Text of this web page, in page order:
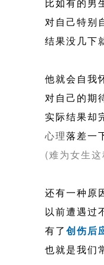
比如有的男
对自己特别
结果没几下
他就会自我怀
对自己的期
实际结果却
心理落差一
(难为女生
还有一种原
以前遭遇过不
有了创伤后
也就是我们